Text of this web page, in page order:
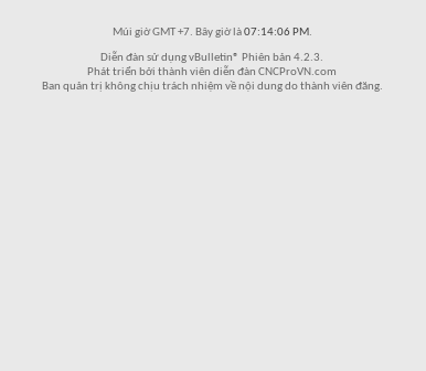
Múi giờ GMT +7. Bây giờ là07:14:06 PM.
Diễn đàn sử dụng vBulletin® Phiên bản 4.2.3.
Phát triển bởi thành viên diễn đàn CNCProVN.com
Ban quản trị không chịu trách nhiệm về nội dung do thành viên đăng.